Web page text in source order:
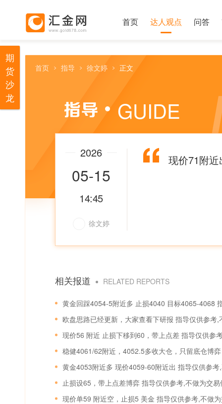
首页 达人观点 问答
首页 指导 徐文婷 正文
GUIDE
2026
05-15
14:45
徐文婷
现价71附
相关报道 RELATED REPORTS
黄金回踩4054-5附近多 止损4040 目标4065-4068
欧盘思路已经更新，大家查看下研报 指导仅供参考
现价56 附近 止损下移到60，带上点差 指导仅供参
稳健4061/62附近，4052.5多收大仓，只留底仓博
黄金4053附近多 现价4059-60附近出 指导仅供参
止损设65，带上点差博弈 指导仅供参考,不做为交
现价单59 附近空，止损5 美金 指导仅供参考,不做
期
货
沙
龙